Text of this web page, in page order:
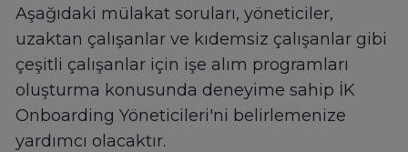
Aşağıdaki mülakat soruları, yöneticiler,
uzaktan çalışanlar ve kıdemsiz çalışanlar gibi
çeşitli çalışanlar için işe alım programları
oluşturma konusunda deneyime sahip İK
Onboarding Yöneticileri'ni belirlemenize
yardımcı olacaktır.